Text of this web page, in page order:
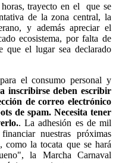
trayecto en el que se
de la zona central, la
y además apreciar el
ecosistema, por falta de
que el lugar sea declarado
el consumo personal y
inscribirse deben escribir
de correo electrónico
de spam. Necesita tener
. La adhesión es de mil
nuestras próximas
como la tocata que se hará
la Marcha Carnaval